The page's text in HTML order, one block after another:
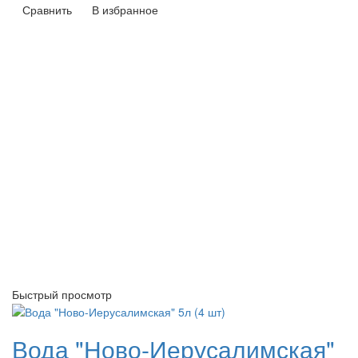
Сравнить
В избранное
Быстрый просмотр
Вода "Ново-Иерусалимская"